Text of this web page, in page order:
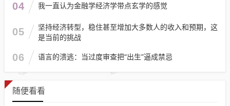
04 我一直认为金融学经济学带点玄学的感觉
05
坚持经济转型，稳住甚至增加大多数人的收入和预期，这
是当前的挑战
06 语言的溃逃：当过度审查把“出生”逼成禁忌
随便看看